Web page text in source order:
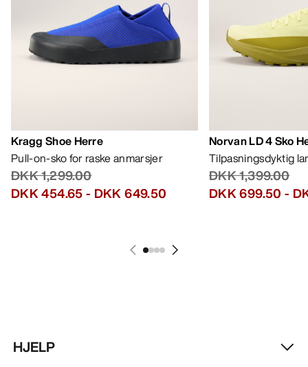
Kragg Shoe Herre
Pull-on-sko for raske anmarsjer
DKK 1,299.00
DKK 454.65- DKK 649.50
Norvan LD 4 Sko
Tilpasningsdyktig
DKK 1,399.00
DKK 699.50 -
HJELP